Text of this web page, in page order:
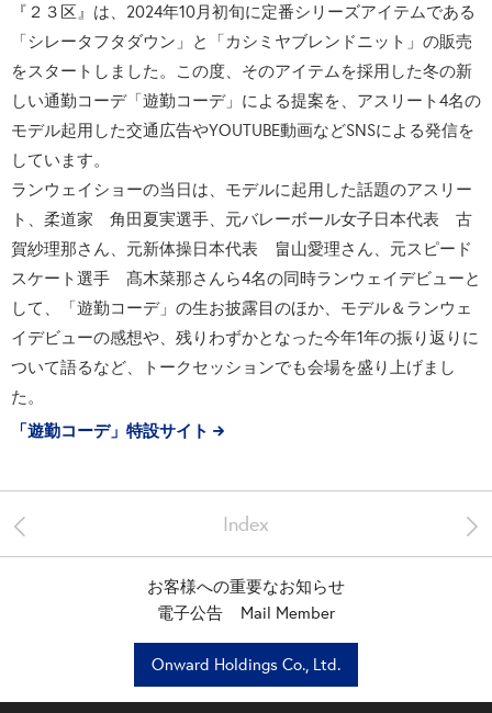
『２３区』は、2024年10月初旬に定番シリーズアイテムである
「シレータフタダウン」と「カシミヤブレンドニット」の販売
をスタートしました。この度、そのアイテムを採用した冬の新
しい通勤コーデ「遊勤コーデ」による提案を、アスリート4名の
モデル起用した交通広告やYOUTUBE動画などSNSによる発信を
しています。
ランウェイショーの当日は、モデルに起用した話題のアスリー
ト、柔道家 角田夏実選手、元バレーボール女子日本代表 古
賀紗理那さん、元新体操日本代表 畠山愛理さん、元スピード
スケート選手 髙木菜那さんら4名の同時ランウェイデビューと
して、「遊勤コーデ」の生お披露目のほか、モデル＆ランウェ
イデビューの感想や、残りわずかとなった今年1年の振り返りに
ついて語るなど、トークセッションでも会場を盛り上げまし
た。
「遊勤コーデ」特設サイト
< >
Index
お客様への重要なお知らせ
電子公告
Mail Member
Onward Holdings Co., Ltd.